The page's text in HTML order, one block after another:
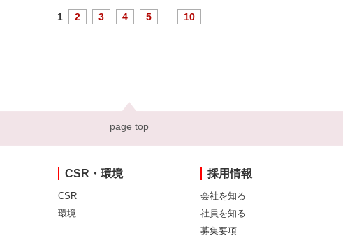
1 2 3 4 5 10
page top
CSR・環境
CSR
環境
採用情報
会社を知る
社員を知る
募集要項